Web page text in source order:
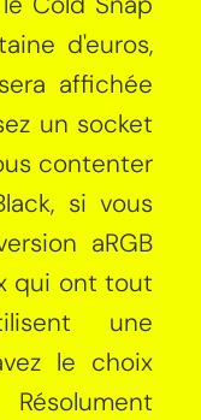
d'euros,
affichée
un socket
contenter
si vous
aRGB
qui ont tout
une
le choix